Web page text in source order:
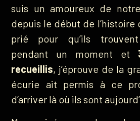
suis un amoureux de
depuis le début de l’histoire
prié pour qu’ils
pendant un moment et
recueillis, j’éprouve de la
écurie ait permis à ce
d’arriver là où ils sont